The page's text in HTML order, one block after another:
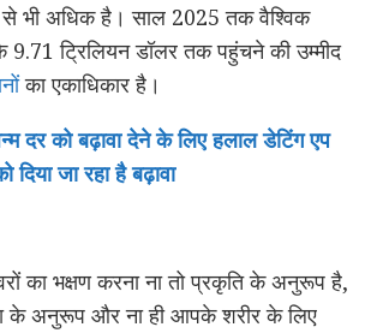
भी अधिक है। साल 2025 तक वैश्विक
9.71 ट्रिलियन डॉलर तक पहुंचने की उम्मीद
का एकाधिकार है।
दर को बढ़ावा देने के लिए हलाल डेटिंग एप
जा रहा है बढ़ावा
का भक्षण करना ना तो प्रकृति के अनुरूप है,
के अनुरूप और ना ही आपके शरीर के लिए